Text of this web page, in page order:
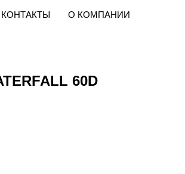
КОНТАКТЫ О КОМПАНИИ
60D